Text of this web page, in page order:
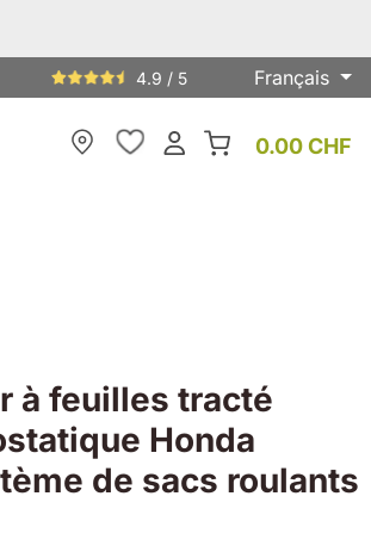
4.9 / 5 Français
0.00 CHF
à feuilles tracté
Honda
de sacs roulants